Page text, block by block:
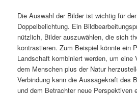
Die Auswahl der Bilder ist wichtig für
Doppelbelichtung. Ein
nützlich, Bilder auszuwählen, die sich
kontrastieren. Zum Beispiel könnte ein
Landschaft kombiniert werden, um eine
dem Menschen plus der Natur
Verbindung kann die Aussagekraft des
und dem Betrachter neue Perspektiven